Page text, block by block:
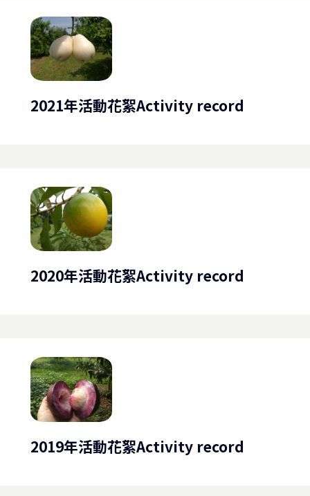
2021年活動花絮Activity record
2020年活動花絮Activity record
2019年活動花絮Activity record